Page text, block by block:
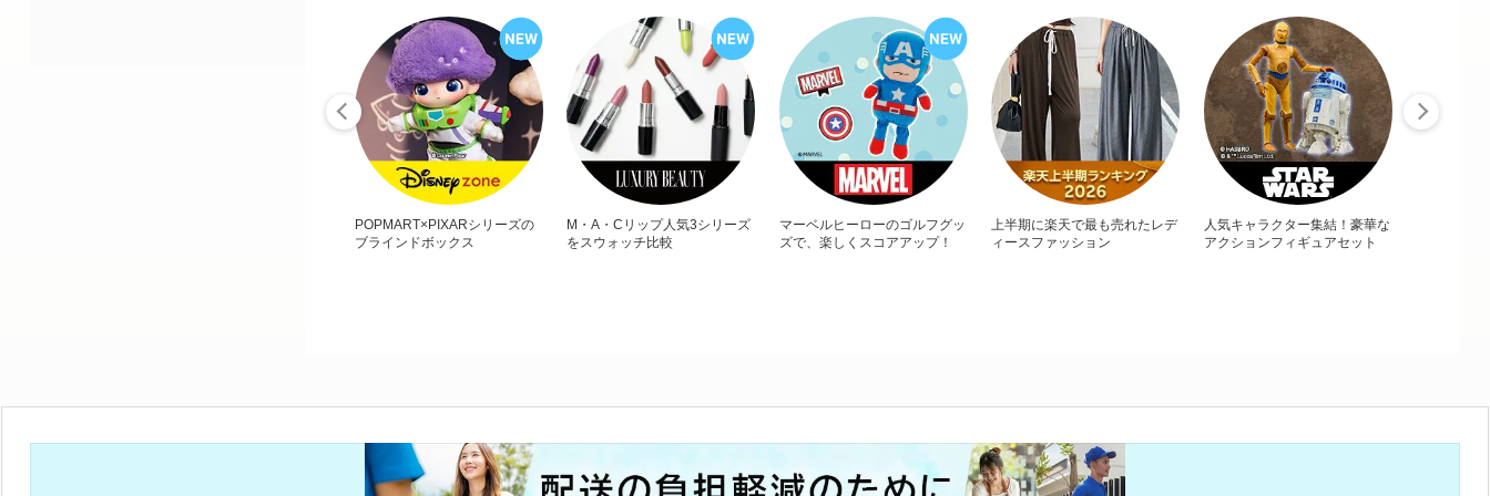
POPMART×PIXARシリーズの
ブラインドボックス
M・A・Cリップ人気3シリーズ
をスウォッチ比較
マーベルヒーローのゴルフグッ
ズで、楽しくスコアアップ！
上半期に楽天で最も売れたレデ
ィースファッション
人気キャラクター集結！豪華な
アクションフィギュアセット